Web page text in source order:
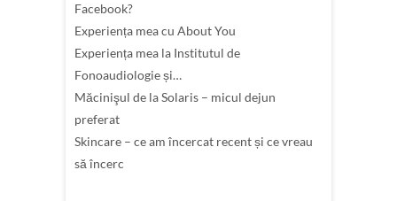
Facebook?
Experiența mea cu About You
Experiența mea la Institutul de
Fonoaudiologie și…
Măcinişul de la Solaris – micul dejun
preferat
Skincare – ce am încercat recent și ce vreau
să încerc